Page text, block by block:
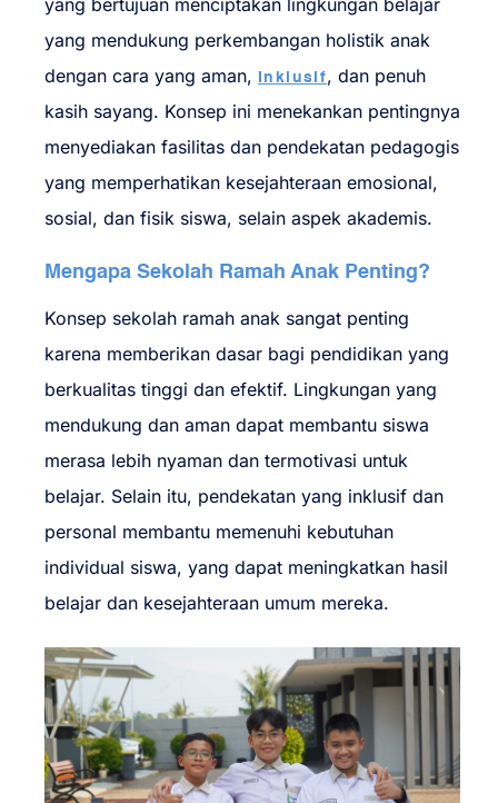
yang mendukung perkembangan holistik anak
dengan cara yang aman,
Inklusif, dan penuh
kasih sayang. Konsep ini menekankan pentingnya
menyediakan fasilitas dan pendekatan pedagogis
yang memperhatikan kesejahteraan emosional,
sosial, dan fisik siswa, selain aspek akademis.
Mengapa Sekolah Ramah Anak Penting?
Konsep sekolah ramah anak sangat penting
karena memberikan dasar bagi pendidikan yang
berkualitas tinggi dan efektif. Lingkungan yang
mendukung dan aman dapat membantu siswa
merasa lebih nyaman dan termotivasi untuk
belajar. Selain itu, pendekatan yang inklusif dan
personal membantu memenuhi kebutuhan
individual siswa, yang dapat meningkatkan hasil
belajar dan kesejahteraan umum mereka.